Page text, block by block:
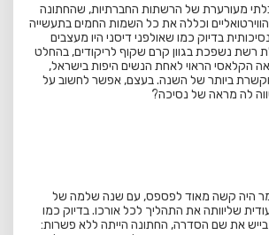
מעורערת של הרשתות החברתיות, שהחתונה
וכללה את כל השמות החמים בתעשייה
בדיוק כמו שאולפני דיסני היו מעצבים
רשת נשפכת בגוון קרם שקוף לריקודים, בהחלט
הקלאסי הראוי לאחת הנשים היפות בישראל,
ביותר של השנה. בעצם, אפשר לחשוב על
לה מראה של נסיכה?
היה קשה מאוד לפספס, עם שנה שלמה של
שליוותה את התהליך לכל אורכו. בדיוק כמו
מבייש את שם הסדרה, החתונה הייתה ללא פשרות: